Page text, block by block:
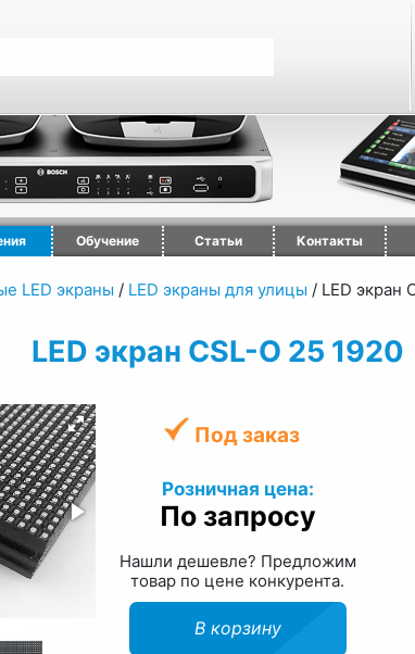
Обучение Статьи Контакты
LED экраны / LED экраны для улицы / LED экран
LED экран CSL-O 25 1920
Под заказ
Розничная цена:
По запросу
Нашли дешевле? Предложим
товар по цене конкурента.
В корзину